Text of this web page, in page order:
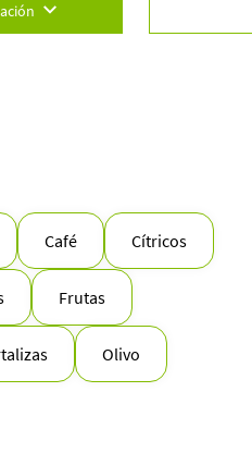
Café Cítricos
Frutas
Olivo